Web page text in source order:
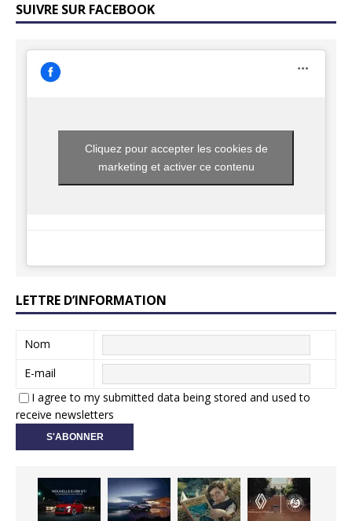
SUIVRE SUR FACEBOOK
Cliquez pour accepter les cookies de
marketing et activer ce contenu
LETTRE D’INFORMATION
Nom
E-mail
I agree to my submitted data being stored and used to
receive newsletters